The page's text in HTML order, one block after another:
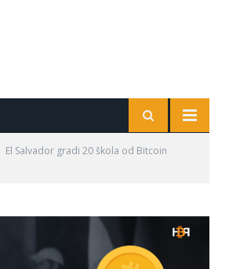
El Salvador gradi 20 škola od Bitcoin